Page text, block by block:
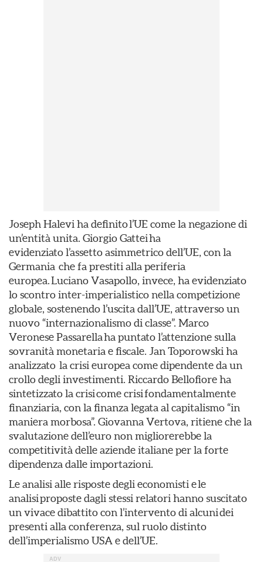
Joseph Halevi ha definito l’UE come la negazione di
un’entità unita. Giorgio Gattei ha
evidenziato l’assetto asimmetrico dell’UE, con la
Germania che fa prestiti alla periferia
europea. Luciano Vasapollo, invece, ha evidenziato
lo scontro inter-imperialistico nella competizione
globale, sostenendo l’uscita dall’UE, attraverso un
nuovo “internazionalismo di classe”. Marco
Veronese Passarella ha puntato l’attenzione sulla
sovranità monetaria e fiscale. Jan Toporowski ha
analizzato la crisi europea come dipendente da un
crollo degli investimenti. Riccardo Bellofiore ha
sintetizzato la crisi come crisi fondamentalmente
finanziaria, con la finanza legata al capitalismo “in
maniera morbosa”. Giovanna Vertova, ritiene che la
svalutazione dell’euro non migliorerebbe la
competitività delle aziende italiane per la forte
dipendenza dalle importazioni.
Le analisi alle risposte degli economisti e le
analisi proposte dagli stessi relatori hanno suscitato
un vivace dibattito con l’intervento di alcuni dei
presenti alla conferenza, sul ruolo distinto
dell’imperialismo USA e dell’UE.